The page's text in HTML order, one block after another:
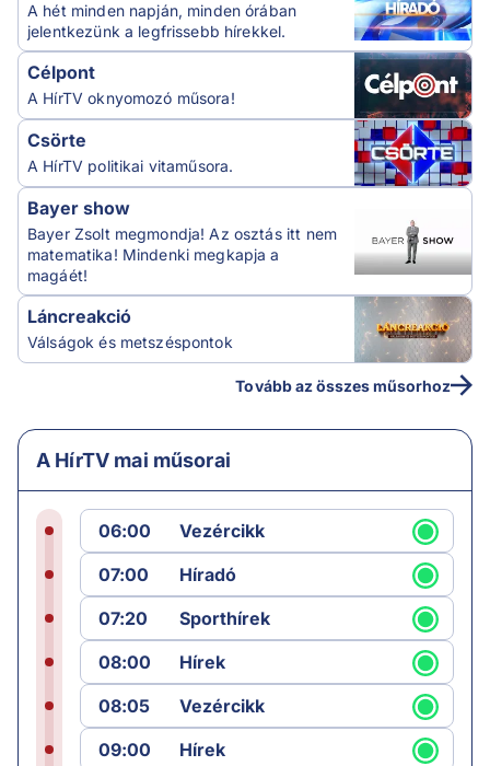
A hét minden napján, minden órában
jelentkezünk a legfrissebb hírekkel.
Célpont
A HírTV oknyomozó műsora!
Csörte
A HírTV politikai vitaműsora.
Bayer show
Bayer Zsolt megmondja! Az osztás itt nem
matematika! Mindenki megkapja a
magáét!
Láncreakció
Válságok és metszéspontok
Tovább az összes műsorhoz
A HírTV mai műsorai
06:00
Vezércikk
07:00
Híradó
07:20
Sporthírek
08:00
Hírek
08:05
Vezércikk
09:00
Hírek